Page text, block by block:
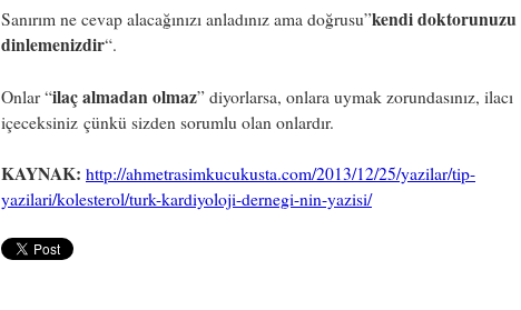
Sanırım ne cevap alacağınızı anladınız ama doğrusu”kendi doktorunuzu
dinlemenizdir“.
Onlar “ilaç almadan olmaz” diyorlarsa, onlara uymak zorundasınız, ilacı
içeceksiniz çünkü sizden sorumlu olan onlardır.
KAYNAK: http://ahmetrasimkucukusta.com/2013/12/25/yazilar/tip-
yazilari/kolesterol/turk-kardiyoloji-dernegi-nin-yazisi/